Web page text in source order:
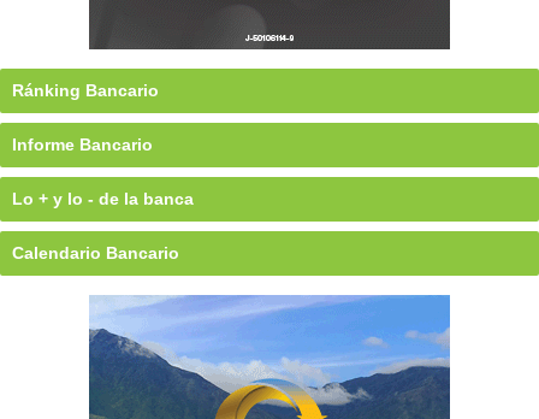
Ránking Bancario
Informe Bancario
Lo + y lo - de la banca
Calendario Bancario